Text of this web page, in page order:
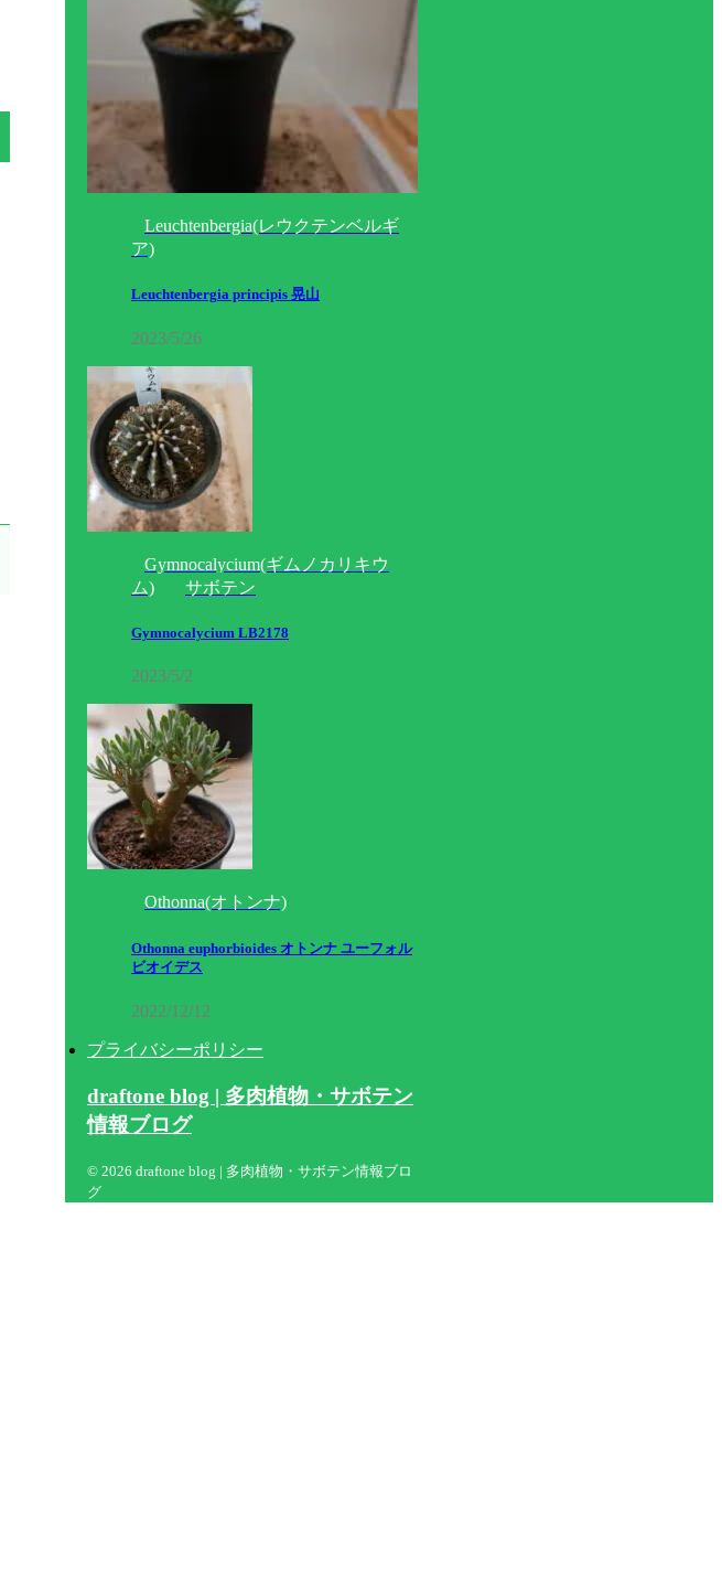
Leuchtenbergia(レウクテンベルギ
ア)
Leuchtenbergia principis 晃山
2023/5/26
Gymnocalycium(ギムノカリキウ
ム)
サボテン
Gymnocalycium LB2178
2023/5/2
Othonna(オトンナ)
Othonna euphorbioides オトンナ ユーフォル
ビオイデス
2022/12/12
プライバシーポリシー
draftone blog | 多肉植物・サボテン
情報ブログ
© 2026 draftone blog | 多肉植物・サボテン情報ブロ
グ